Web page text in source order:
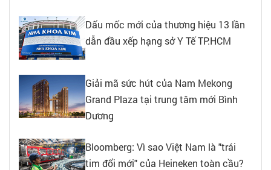
Dấu mốc mới của thương hiệu 13 lần
dẫn đầu xếp hạng sở Y Tế TP.HCM
Giải mã sức hút của Nam Mekong
Grand Plaza tại trung tâm mới Bình
Dương
Bloomberg: Vì sao Việt Nam là "trái
tim đổi mới" của Heineken toàn cầu?